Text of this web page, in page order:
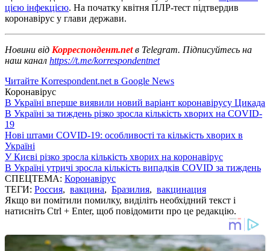
цією інфекцією. На початку квітня ПЛР-тест підтвердив
коронавірус у глави держави.
Новини від Корреспондент.netв Telegram. Підписуйтесь на
наш канал https://t.me/korrespondentnet
Читайте Korrespondent.net в Google News
Коронавірус
В Україні вперше виявили новий варіант коронавірусу Цикада
В Україні за тиждень різко зросла кількість хворих на COVID-
19
Нові штами COVID-19: особливості та кількість хворих в
Україні
У Києві різко зросла кількість хворих на коронавірус
В Україні утричі зросла кількість випадків COVID за тиждень
СПЕЦТЕМА: Коронавірус
ТЕГИ: Россия, вакцина, Бразилия, вакцинация
Якщо ви помітили помилку, виділіть необхідний текст і
натисніть Ctrl + Enter, щоб повідомити про це редакцію.